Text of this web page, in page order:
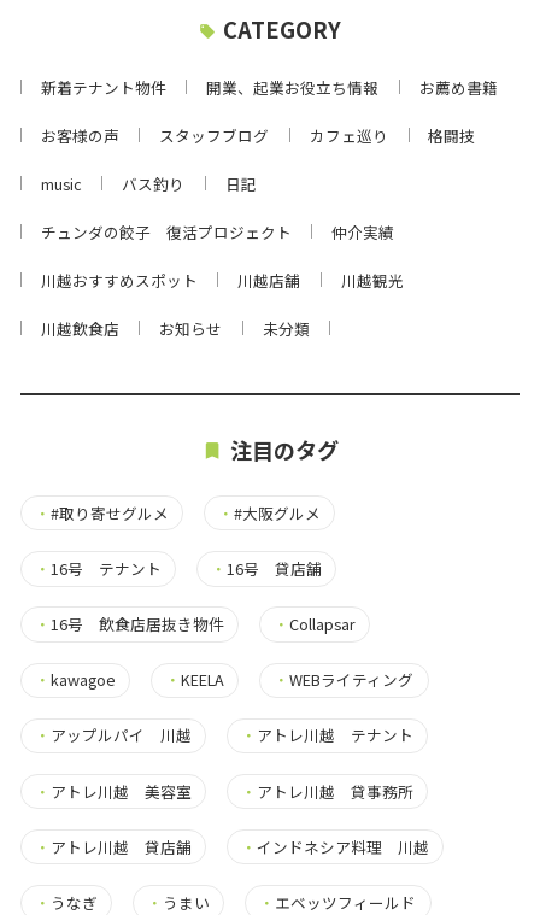
CATEGORY
新着テナント物件 開業、起業お役立ち情報 お薦め書籍
お客様の声 スタッフブログ カフェ巡り 格闘技
music バス釣り 日記
チュンダの餃子 復活プロジェクト 仲介実績
川越おすすめスポット 川越店舗 川越観光
川越飲食店 お知らせ 未分類
注目のタグ
・ #取り寄せグルメ ・#大阪グルメ
・ 16号 テナント ・16号 貸店舗
・ 16号 飲食店居抜き物件 ・Collapsar
・ kawagoe ・KEELA ・WEBライティング
・ アップルパイ 川越 ・ アトレ川越 テナント
・ アトレ川越 美容室 ・ アトレ川越 貸事務所
・ アトレ川越 貸店舗 ・ インドネシア料理 川越
・ うなぎ ・ うまい ・ エベッツフィールド